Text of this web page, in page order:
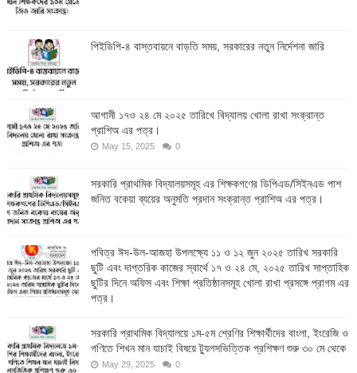
পিইডিপি-৪ বাস্তবায়নে বাড়তি সময়, সরকারের নতুন নির্দেশনা জারি
আগামী ১৭ও ২৪ মে ২০২৫ তারিখে বিদ্যালয় খোলা রাখা সংক্রান্ত
প্রাশিঅ এর পত্র।
May 15, 2025 0
সরকারি প্রাথমিক বিদ্যালয়সমূহ এর শিক্ষকগণের ডিপিএড/সিইনএড পাশ
জনিত বকেয়া ব্যয়ের অনুমতি প্রদান সংক্রান্ত প্রাশিঅ এর পত্র।
পবিত্র ঈদ-উল-আজহা উপলক্ষ্যে ১১ ও ১২ জুন ২০২৫ তারিখ সরকারি
ছুটি এবং দাপ্তরিক কাজের স্বার্থে ১৭ ও ২৪ মে, ২০২৫ তারিখ সাপ্তাহিক
ছুটির দিনে অফিস এবং শিক্ষা প্রতিষ্ঠানসমূহ খোলা রাখা প্রসঙ্গে প্রাগম এর
পত্র।
সরকারি প্রাথমিক বিদ্যালয়ে ১ম-৫ম শ্রেণির শিক্ষার্থীদের বাংলা, ইংরেজি ও
গণিতে শিখন মান যাচাই বিষয়ে ট্যুলসভিত্তিক প্রশিক্ষণ শুরু ৩০ মে থেকে
May 29, 2025 0